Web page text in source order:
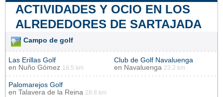
ACTIVIDADES Y OCIO EN LOS
ALREDEDORES DE SARTAJADA
Campo de golf
Las Erillas Golf
en Nuño Gómez 18.5 km
Club de Golf Navaluenga
en Navaluenga 23.2 km
Palomarejos Golf
en Talavera de la Reina 28.8 km